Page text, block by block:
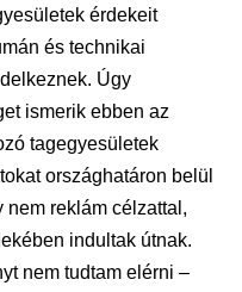
érdekeit
és technikai
Úgy
ismerik ebben az
tagegyesületek
országhatáron belül
reklám célzattal,
indultak útnak.
nem tudtam elérni –